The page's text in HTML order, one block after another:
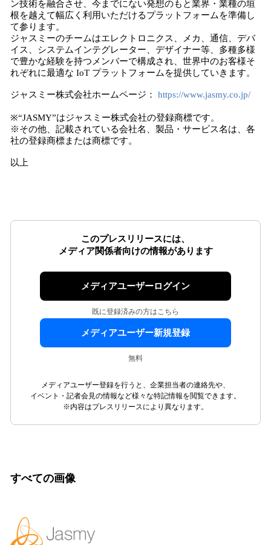
ン技術を融合させ、今までにない発想のもと業界・業種の垣
根を越えて幅広く利用いただけるプラットフォームを準備し
て参ります。
ジャスミーのチームはエレクトロニクス、メカ、通信、デバ
イス、システムインテグレーター、デザイナー等、多種多様
で豊かな経験を持つメンバーで構成され、世界中のお客様そ
れぞれに最適な IoT プラットフォームを提供していきます。
ジャスミー株式会社ホームページ： https://www.jasmy.co.jp/
※“JASMY”はジャスミー株式会社の登録商標です。
※その他、記載されている会社名、製品・サービス名は、各
社の登録商標または商標です。
以上
このプレスリリースには、
メディア関係者向けの情報があります
メディアユーザーログイン
既に登録済みの方はこちら
メディアユーザー新規登録
無料
メディアユーザー登録を行うと、企業担当者の連絡先や、
イベント・記者会見の情報など様々な特記情報を閲覧できます。
※内容はプレスリリースにより異なります。
すべての画像